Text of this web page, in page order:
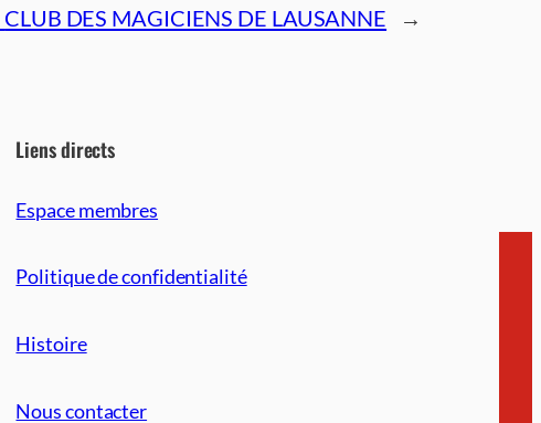
CLUB DES MAGICIENS DE LAUSANNE →
Liens directs
Espace membres
Politique de confidentialité
Histoire
Nous contacter